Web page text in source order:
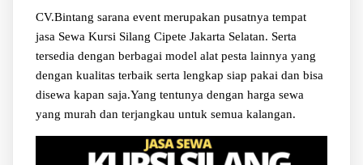
CV.Bintang sarana event merupakan pusatnya tempat
jasa Sewa Kursi Silang Cipete Jakarta Selatan. Serta
tersedia dengan berbagai model alat pesta lainnya yang
dengan kualitas terbaik serta lengkap siap pakai dan bisa
disewa kapan saja.Yang tentunya dengan harga sewa
yang murah dan terjangkau untuk semua kalangan.